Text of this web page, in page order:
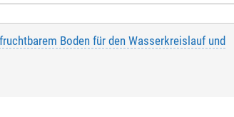
Boden für den Wasserkreislauf und